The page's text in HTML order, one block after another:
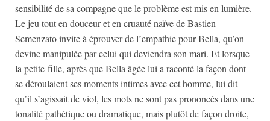
sensibilité de sa compagne que le problème est mis en lumière.
Le jeu tout en douceur et en cruauté naïve de Bastien
Semenzato invite à éprouver de l’empathie pour Bella, qu’on
devine manipulée par celui qui deviendra son mari. Et lorsque
la petite-fille, après que Bella âgée lui a raconté la façon dont
se déroulaient ses moments intimes avec cet homme, lui dit
qu’il s’agissait de viol, les mots ne sont pas prononcés dans une
tonalité pathétique ou dramatique, mais plutôt de façon droite,